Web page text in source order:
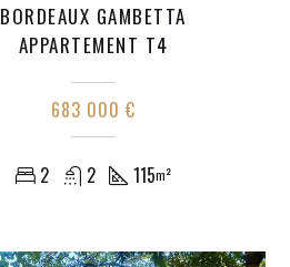
BORDEAUX GAMBETTA
APPARTEMENT T4
683 000 €
2 2 115m²